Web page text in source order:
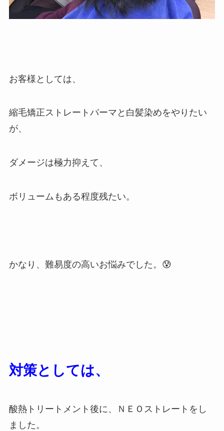
お客様としては、
縮毛矯正ストレートパーマと白髪染めをやりたい
が、
ダメージは極力抑えて、
ボリュームもある程度残たい。
かなり、難易度の高いお悩みでした。😰
対策としては、
酸熱トリートメント後に、ＮＥＯストレートをし
ました。